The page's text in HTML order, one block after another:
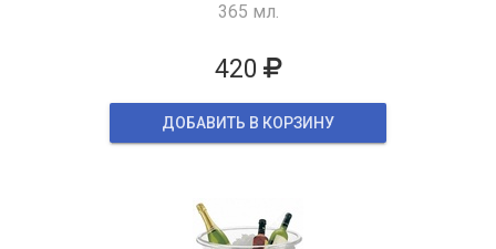
365 мл.
420
ДОБАВИТЬ В КОРЗИНУ